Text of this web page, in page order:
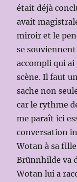
était déjà
avait
miroir et le
se
accompli qui
scène. Il faut
sache non
car le rythme
me paraît ici
conversation
Wotan à sa
Brünnhilde va
Wotan lui a